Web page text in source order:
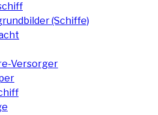
(Schiffe)
Versorger